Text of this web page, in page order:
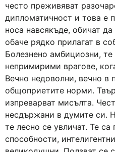
често преживяват
дипломатичност и това е
носа навсякъде, обичат
обаче рядко прилагат в
Болезнено амбициозни,
непримирими врагове,
Вечно недоволни, вечно в
общоприетите норми.
изпреварват мисълта.
несдържани в думите си.
те лесно се увличат. Те са
способности,